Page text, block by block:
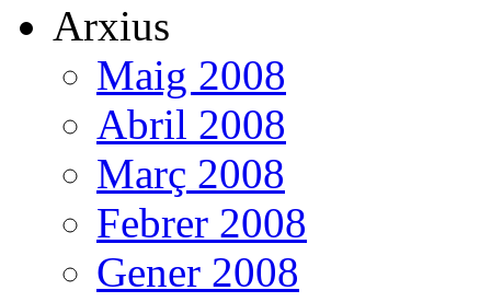
Arxius
Maig 2008
Abril 2008
Març 2008
Febrer 2008
Gener 2008